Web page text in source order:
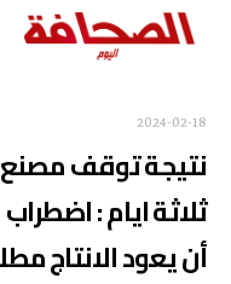
2024-02-18
نتيجة توقف مصنع
ثلاثة ايام :
أن يعود الانتاج